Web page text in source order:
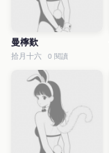
曼檸歎
拾月十六 0 閱讀